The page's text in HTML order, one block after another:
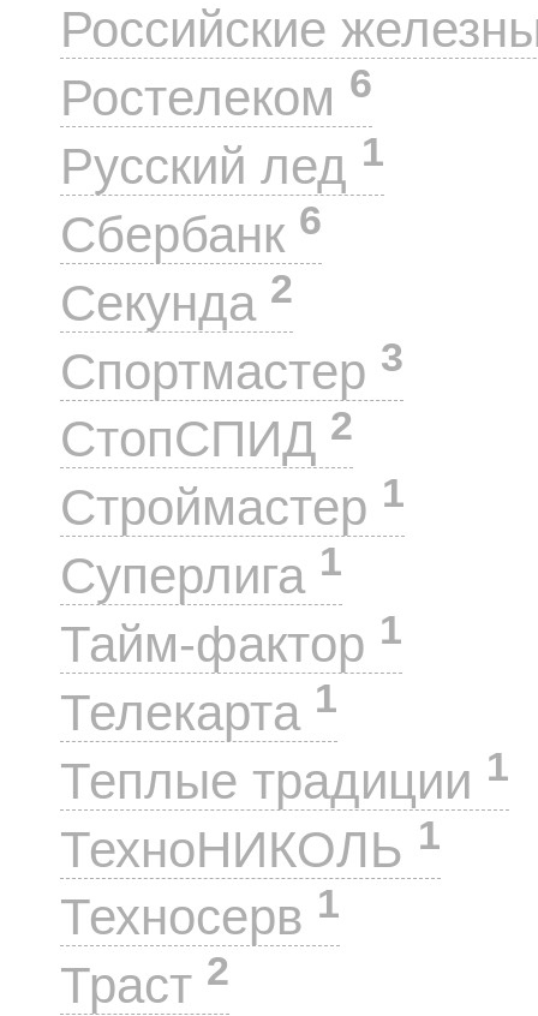
Российские
Ростелеком 6
Русский лед 1
Сбербанк 6
Секунда 2
Спортмастер 3
СтопСПИД 2
Строймастер 1
Суперлига 1
Тайм-фактор 1
Телекарта 1
Теплые традиции 1
ТехноНИКОЛЬ 1
Техносерв 1
Траст 2